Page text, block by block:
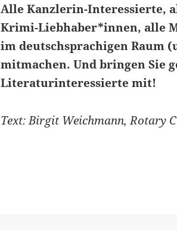
Alle Kanzlerin-Interessierte,
Krimi-Liebhaber*innen, alle
im deutschsprachigen Raum
mitmachen. Und bringen Sie
Literaturinteressierte mit!
Text: Birgit Weichmann, Rotary